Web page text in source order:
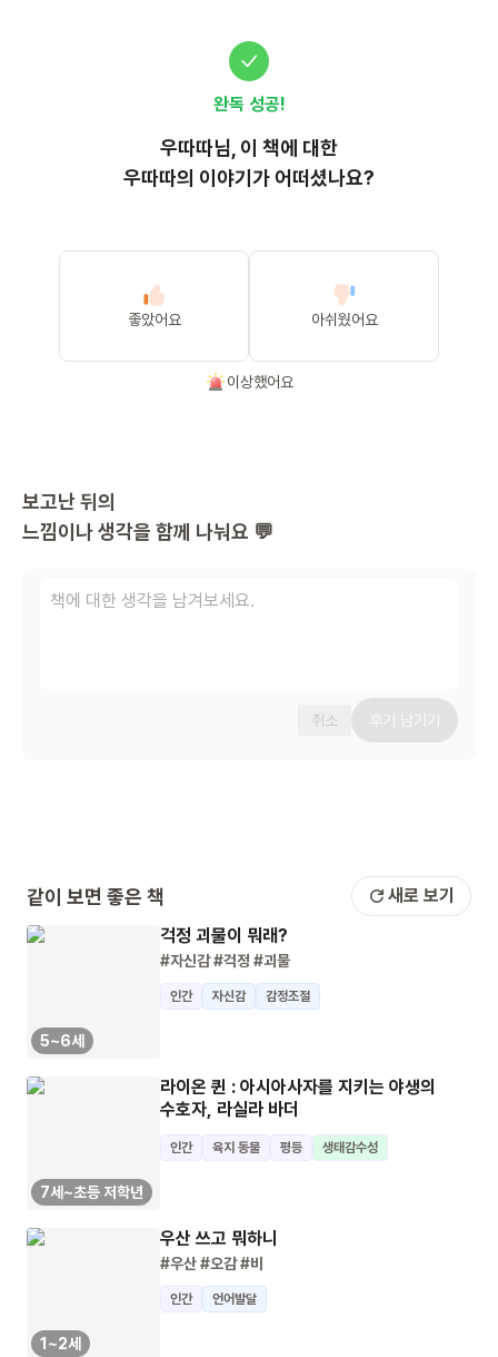
완독 성공!
우따따님, 이 책에 대한
우따따의 이야기가 어떠셨나요?
좋았어요 아쉬웠어요
이상했어요
보고난 뒤의
느낌이나 생각을 함께 나눠요 💬
취소 후기 남기기
같이 보면 좋은 책 새로 보기
5~6세
걱정 괴물이 뭐래?
#자신감#걱정 #괴물
인간 자신감 감정조절
7세~초등 저학년
라이온 퀸 : 아시아사자를 지키는 야생의
수호자, 라실라 바더
인간 육지 동물 평등 생태감수성
1~2세
우산 쓰고 뭐하니
#우산#오감#비
인간 언어발달